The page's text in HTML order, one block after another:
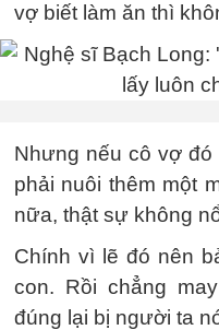
vợ biết làm ăn thì
Nhưng nếu cô vợ đó
phải nuôi thêm một
nữa, thật sự không
Chính vì lẽ đó nên
con. Rồi chẳng
đúng lại bị người ta